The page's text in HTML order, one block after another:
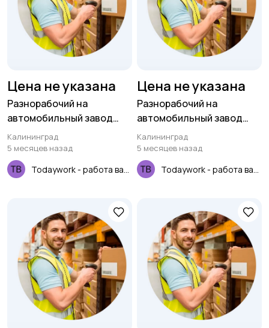
Цена не указана
Разнорабочий на
автомобильный завод
(вахта для РФ)
Калининград
5 месяцев назад
Цена не указана
Разнорабочий на
автомобильный завод
(вахта для РФ)
Калининград
5 месяцев назад